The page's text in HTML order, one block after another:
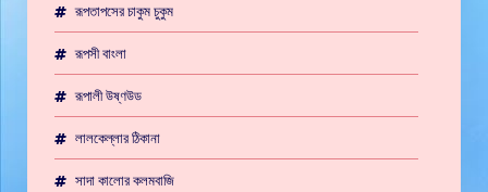
রূপতাপসের চাকুম চুকুম
রূপসী বাংলা
রূপালী উষ্ণউড
লালকেল্লার ঠিকানা
সাদা কালোর কলমবাজি